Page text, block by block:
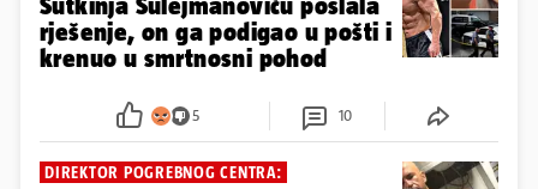
rješenje, on ga podigao u pošti i
krenuo u smrtnosni pohod
5 10
DIREKTOR POGREBNOG CENTRA: